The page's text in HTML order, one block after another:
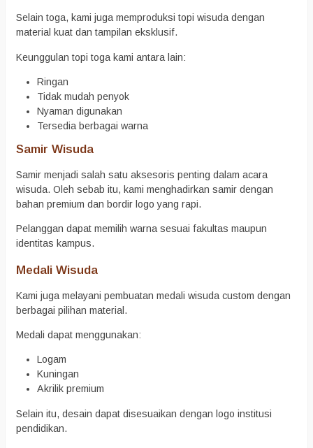
Selain toga, kami juga memproduksi topi wisuda dengan
material kuat dan tampilan eksklusif.
Keunggulan topi toga kami antara lain:
Ringan
Tidak mudah penyok
Nyaman digunakan
Tersedia berbagai warna
Samir Wisuda
Samir menjadi salah satu aksesoris penting dalam acara
wisuda. Oleh sebab itu, kami menghadirkan samir dengan
bahan premium dan bordir logo yang rapi.
Pelanggan dapat memilih warna sesuai fakultas maupun
identitas kampus.
Medali Wisuda
Kami juga melayani pembuatan medali wisuda custom dengan
berbagai pilihan material.
Medali dapat menggunakan:
Logam
Kuningan
Akrilik premium
Selain itu, desain dapat disesuaikan dengan logo institusi
pendidikan.